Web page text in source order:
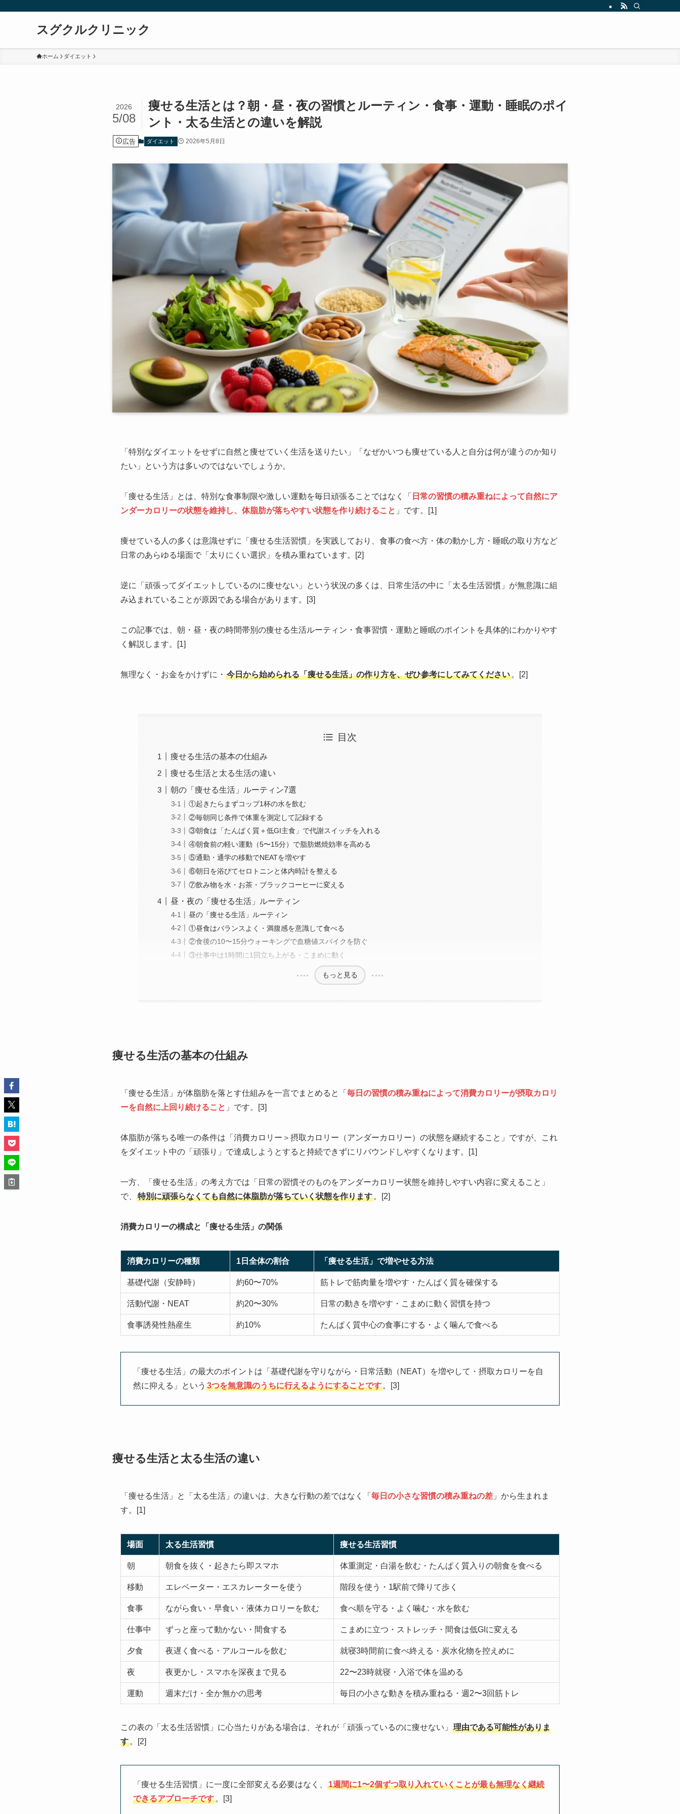
スグクルクリニック
ホーム ダイエット
痩せる生活とは？朝・昼・夜の習慣とルーティン・食事・運動・睡眠のポイ
ント・太る生活との違いを解説
2026
5/08
広告 ダイエット 2026年5月8日
「特別なダイエットをせずに自然と痩せていく生活を送りたい」「なぜかいつも痩せている人と自分は何が違うのか知り
たい」という方は多いのではないでしょうか。
「痩せる生活」とは、特別な食事制限や激しい運動を毎日頑張ることではなく「 日常の習慣の積み重ねによって自然にア
ンダーカロリーの状態を維持し、体脂肪が落ちやすい状態を作り続けること 」です。[1]
痩せている人の多くは意識せずに「痩せる生活習慣」を実践しており、食事の食べ方・体の動かし方・睡眠の取り方など
日常のあらゆる場面で「太りにくい選択」を積み重ねています。[2]
逆に「頑張ってダイエットしているのに痩せない」という状況の多くは、日常生活の中に「太る生活習慣」が無意識に組
み込まれていることが原因である場合があります。[3]
この記事では、朝・昼・夜の時間帯別の痩せる生活ルーティン・食事習慣・運動と睡眠のポイントを具体的にわかりやす
く解説します。[1]
無理なく・お金をかけずに・ 今日から始められる「痩せる生活」の作り方を、ぜひ参考にしてみてください 。[2]
目次
痩せる生活の基本の仕組み
痩せる生活と太る生活の違い
朝の「痩せる生活」ルーティン7選
①起きたらまずコップ1杯の水を飲む
②毎朝同じ条件で体重を測定して記録する
③朝食は「たんぱく質＋低GI主食」で代謝スイッチを入れる
④朝食前の軽い運動（5〜15分）で脂肪燃焼効率を高める
⑤通勤・通学の移動でNEATを増やす
⑥朝日を浴びてセロトニンと体内時計を整える
⑦飲み物を水・お茶・ブラックコーヒーに変える
昼・夜の「痩せる生活」ルーティン
昼の「痩せる生活」ルーティン
①昼食はバランスよく・満腹感を意識して食べる
②食後の10〜15分ウォーキングで血糖値スパイクを防ぐ
③仕事中は1時間に1回立ち上がる・こまめに動く
もっと見る
痩せる生活の基本の仕組み
「痩せる生活」が体脂肪を落とす仕組みを一言でまとめると「 毎日の習慣の積み重ねによって消費カロリーが摂取カロリ
ーを自然に上回り続けること 」です。[3]
体脂肪が落ちる唯一の条件は「消費カロリー＞摂取カロリー（アンダーカロリー）の状態を継続すること」ですが、これ
をダイエット中の「頑張り」で達成しようとすると持続できずにリバウンドしやすくなります。[1]
一方、「痩せる生活」の考え方では「日常の習慣そのものをアンダーカロリー状態を維持しやすい内容に変えること」
で、
特別に頑張らなくても自然に体脂肪が落ちていく状態を作ります 。[2]
消費カロリーの構成と「痩せる生活」の関係
消費カロリーの種類 1日全体の割合 「痩せる生活」で増やせる方法
基礎代謝（安静時） 約60〜70% 筋トレで筋肉量を増やす・たんぱく質を確保する
活動代謝・NEAT 約20〜30% 日常の動きを増やす・こまめに動く習慣を持つ
食事誘発性熱産生 約10% たんぱく質中心の食事にする・よく噛んで食べる
「痩せる生活」の最大のポイントは「基礎代謝を守りながら・日常活動（NEAT）を増やして・摂取カロリーを自
然に抑える」という 3つを無意識のうちに行えるようにすることです 。[3]
痩せる生活と太る生活の違い
「痩せる生活」と「太る生活」の違いは、大きな行動の差ではなく「 毎日の小さな習慣の積み重ねの差 」から生まれま
す。[1]
場面 太る生活習慣 痩せる生活習慣
朝 朝食を抜く・起きたら即スマホ 体重測定・白湯を飲む・たんぱく質入りの朝食を食べる
移動 エレベーター・エスカレーターを使う 階段を使う・1駅前で降りて歩く
食事 ながら食い・早食い・液体カロリーを飲む 食べ順を守る・よく噛む・水を飲む
仕事中 ずっと座って動かない・間食する こまめに立つ・ストレッチ・間食は低GIに変える
夕食 夜遅く食べる・アルコールを飲む 就寝3時間前に食べ終える・炭水化物を控えめに
夜 夜更かし・スマホを深夜まで見る 22〜23時就寝・入浴で体を温める
運動 週末だけ・全か無かの思考 毎日の小さな動きを積み重ねる・週2〜3回筋トレ
この表の「太る生活習慣」に心当たりがある場合は、それが「頑張っているのに痩せない」
理由である可能性がありま
す 。[2]
「痩せる生活習慣」に一度に全部変える必要はなく、
1週間に1〜2個ずつ取り入れていくことが最も無理なく継続
できるアプローチです 。[3]